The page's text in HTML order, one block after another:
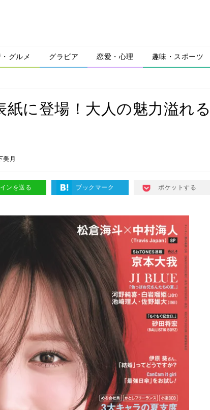
グルメ グラビア 恋愛・心理 趣味・スポーツ
に登場！大人の魅力溢れる
美月
ンを送る ブックマーク ポケットする